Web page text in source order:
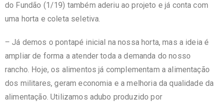
do Fundão (1/19) também aderiu ao projeto e já conta com
uma horta e coleta seletiva.
– Já demos o pontapé inicial na nossa horta, mas a ideia é
ampliar de forma a atender toda a demanda do nosso
rancho. Hoje, os alimentos já complementam a alimentação
dos militares, geram economia e a melhoria da qualidade da
alimentação. Utilizamos adubo produzido por